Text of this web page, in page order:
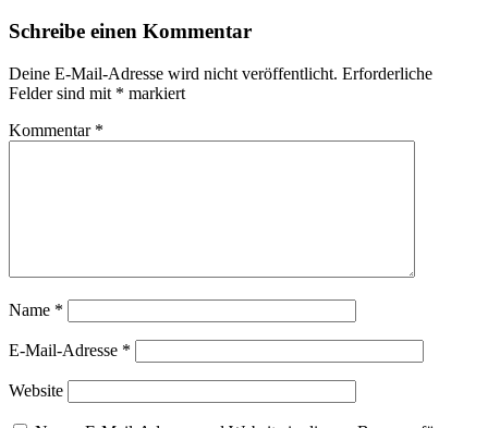
Schreibe einen Kommentar
Deine E-Mail-Adresse wird nicht veröffentlicht. Erforderliche
Felder sind mit * markiert
Kommentar *
Name *
E-Mail-Adresse *
Website